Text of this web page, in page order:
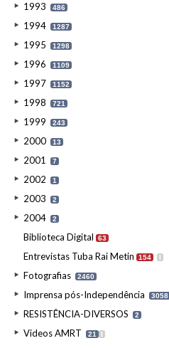
1993 486
1994 1287
1995 1298
1996 1109
1997 1152
1998 721
1999 243
2000 13
2001 7
2002 1
2003 2
2004 2
Biblioteca Digital 63
Entrevistas Tuba Rai Metin 154 I
Fotografias 2460
Imprensa pós-Independência 3058
RESISTÊNCIA-DIVERSOS 2
Videos AMRT 21 I